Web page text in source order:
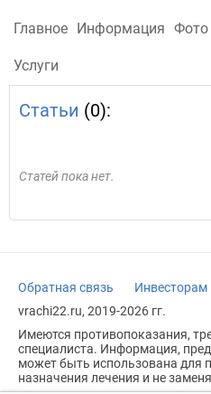
Главное Информация Фото
Услуги
Статьи (0):
Статей пока нет.
Обратная связь Инвесторам
vrachi22.ru, 2019-2026 гг.
Имеются противопоказания,
специалиста. Информация,
может быть использована для
назначения лечения и не